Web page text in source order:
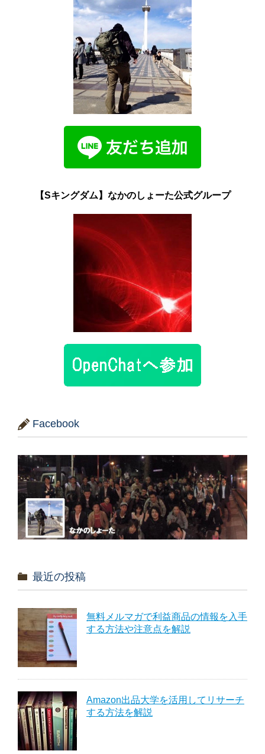
【Sキングダム】なかのしょーた公式グループ
Facebook
最近の投稿
無料メルマガで利益商品の情報を入手
する方法や注意点を解説
Amazon出品大学を活用してリサーチ
する方法を解説